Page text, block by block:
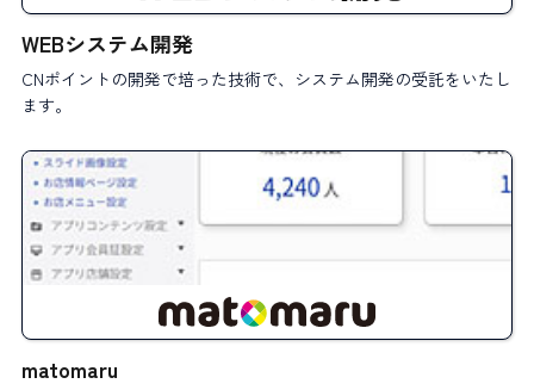
WEBシステム開発
CNポイントの開発で培った技術で、システム開発の受託をいたし
ます。
matomaru